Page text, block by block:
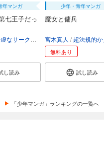
カート
試し読み
カート
試し読み
年マンガ
七王子だっ
なサークル メル。
し読み
少年・青年マンガ
魔女と傭兵
宮木真人 超法規的か
無料あり
試し読み
「少年マンガ」ランキングの一覧へ